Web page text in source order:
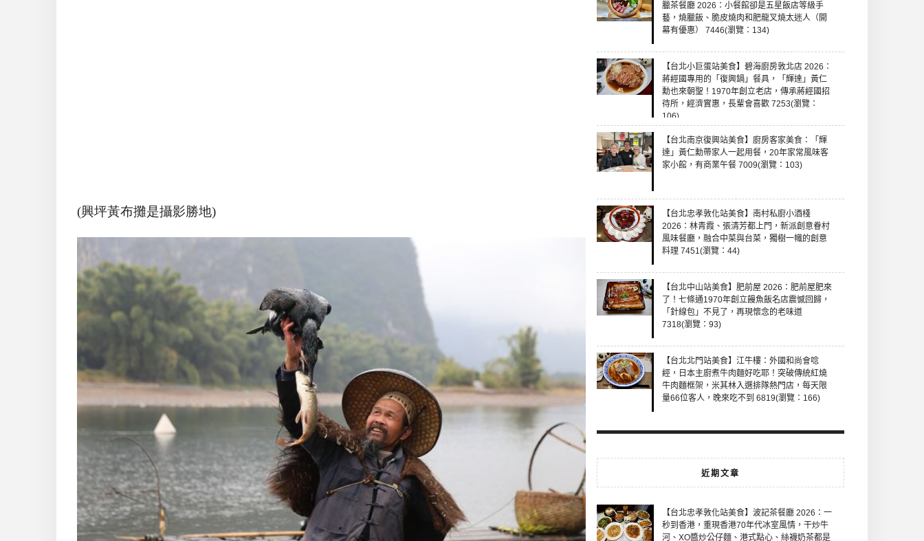
(興坪黃布攤是攝影勝地)
臘茶餐廳 2026：小餐館卻是五星飯店等級手
藝，燒臘飯、脆皮燒肉和肥龍叉燒太迷人（開
幕有優惠） 7446(瀏覽：134)
【台北小巨蛋站美食】碧海廚房敦北店 2026：
蔣經國專用的「復興鍋」餐具，「輝達」黃仁
勳也來朝聖！1970年創立老店，傳承蔣經國招
待所，經濟實惠，長輩會喜歡 7253(瀏覽：
106)
【台北南京復興站美食】廚房客家美食：「輝
達」黃仁勳帶家人一起用餐，20年家常風味客
家小館，有商業午餐 7009(瀏覽：103)
【台北忠孝敦化站美食】南村私廚小酒棧
2026：林青霞、張清芳都上門，新派創意眷村
風味餐廳，融合中菜與台菜，獨樹一幟的創意
料理 7451(瀏覽：44)
【台北中山站美食】肥前屋 2026：肥前屋肥來
了！七條通1970年創立饅魚飯名店震憾回歸，
「針線包」不見了，再現懷念的老味道
7318(瀏覽：93)
【台北北門站美食】江牛樓：外國和尚會唸
經，日本主廚煮牛肉麵好吃耶！突破傳統紅燒
牛肉麵框架，米其林入選排隊熱門店，每天限
量66位客人，晚來吃不到 6819(瀏覽：166)
近期文章
【台北忠孝敦化站美食】波記茶餐廳 2026：一
秒到香港，重現香港70年代冰室風情，干炒牛
河、XO醬炒公仔麵、港式點心、絲襪奶茶都是